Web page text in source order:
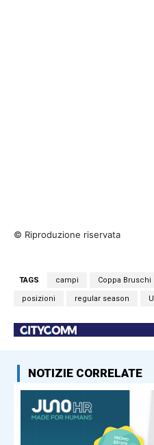
© Riproduzione riservata
TAGS campi Coppa Bruschi
posizioni regular season
NOTIZIE CORRELATE
Gianni
prossima